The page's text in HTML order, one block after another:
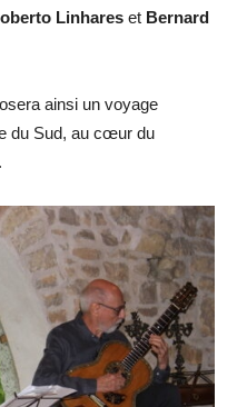
Linhares et Bernard
ainsi un voyage
du Sud, au cœur du